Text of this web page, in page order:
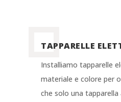
TAPPARELLE
Installiamo tapparelle
materiale e colore per
che solo una